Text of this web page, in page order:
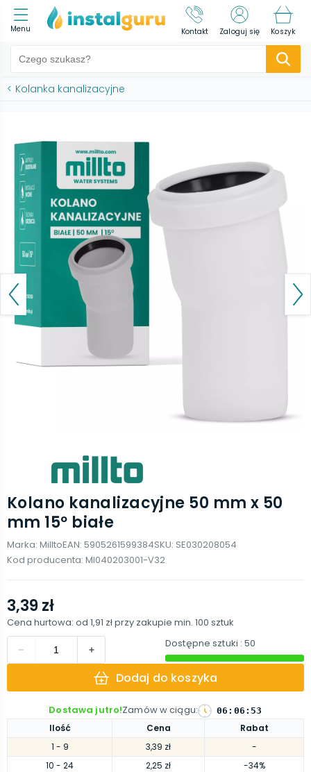
Menu Kontakt Zaloguj się Koszyk
< Kolanka kanalizacyjne
Kolano kanalizacyjne 50 mm x 50
mm 15º białe
Marka: MilltoEAN: 5905261599384SKU: SE030208054
Kod producenta: MI040203001-V32
Ilość Cena
Rabat
1 - 9 3,39 zł
-
10 - 24 2,25 zł
-34%
3,39 zł
Cena hurtowa: od 1,91 złprzy zakupie min. 100 sztuk
Dostępne sztuki : 50
Dodaj do koszyka
Dostawa jutro!Zamów w ciągu: 06 : 06 : 52